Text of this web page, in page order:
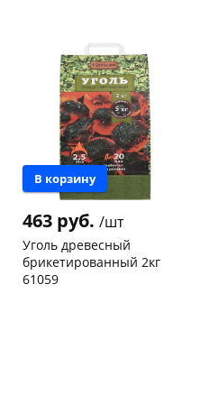
В корзину
463 руб. /шт
Уголь древесный
брикетированный 2кг
61059